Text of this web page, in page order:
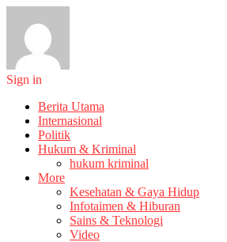
Sign in
Berita Utama
Internasional
Politik
Hukum & Kriminal
hukum kriminal
More
Kesehatan & Gaya Hidup
Infotaimen & Hiburan
Sains & Teknologi
Video